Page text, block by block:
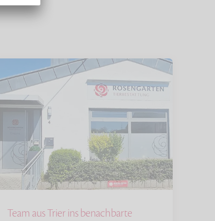
Team aus Trier ins benachbarte